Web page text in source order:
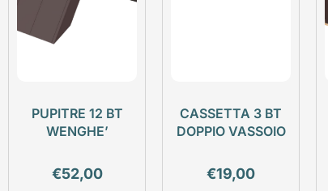
PUPITRE 12 BT
WENGHE’
€52,00
CASSETTA 3 BT
DOPPIO VASSOIO
€19,00